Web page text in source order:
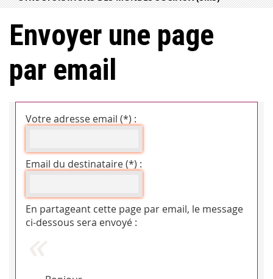
Envoyer une page
par email
Votre adresse email (*) :
Email du destinataire (*) :
En partageant cette page par email, le message
ci-dessous sera envoyé :